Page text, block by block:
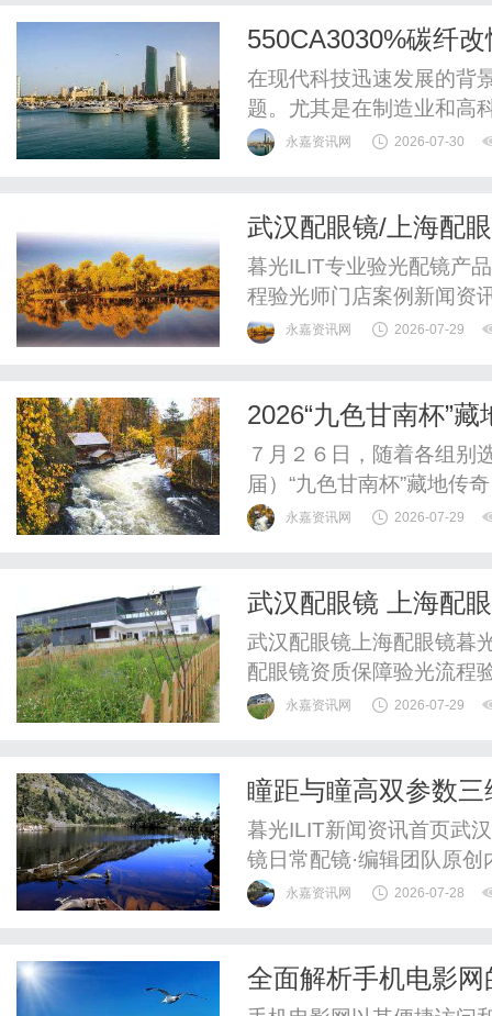
是你还没发现。樽Club，
550CA3030%碳纤
结合
在现代科技迅速发展的背
题。尤其是在制造业和高
供了更多的可能。而今天
是一种通过在塑料基体中
永嘉资讯网 2026-07-30
武汉配眼镜/上海配
暮光ILIT专业验光配镜产
程验光师门店案例新闻资
惠，兼顾高专业度与高性
永嘉资讯网 2026-07-29
2026“九色甘南杯”
７月２６日，随着各组别
届）“九色甘南杯”藏地传
湖畔顺利落幕。本届赛事
曲第十二届“江河同源·锅
永嘉资讯网 2026-07-29
武汉配眼镜 上海配
武汉配眼镜上海配眼镜暮
配眼镜资质保障验光流程
惠，兼顾高专业度与高性
永嘉资讯网 2026-07-29
瞳距与瞳高双参数
精度
暮光ILIT新闻资讯首页武
镜日常配镜·编辑团队原
辑团队原创内容→02媒体
量已无法满足现代个性化
永嘉资讯网 2026-07-28
全面解析手机电影